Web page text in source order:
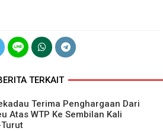
TERKAIT
Terima Penghargaan Dari
Atas WTP Ke Sembilan Kali